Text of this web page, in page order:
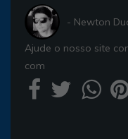
- Newton
Ajude o nosso site
com